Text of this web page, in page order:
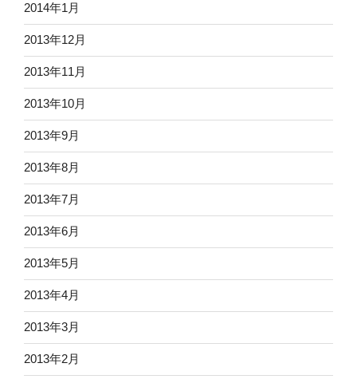
2014年1月
2013年12月
2013年11月
2013年10月
2013年9月
2013年8月
2013年7月
2013年6月
2013年5月
2013年4月
2013年3月
2013年2月